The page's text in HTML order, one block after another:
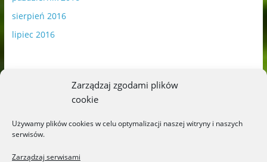
Zarządzaj zgodami plików
cookie
Używamy plików cookies w celu optymalizacji naszej witryny i naszych
serwisów.
Zarządzaj serwisami
sierpień 2016
lipiec 2016